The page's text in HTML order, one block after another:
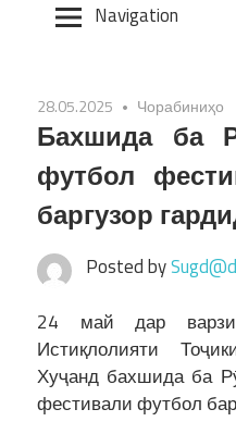
Navigation
28.05.2025 Чорабиниҳо
Бахшида ба
футбол
баргузор
Posted by
24 май дар
Истиқлолияти
Хуҷанд бахшида ба
фестивали футбол